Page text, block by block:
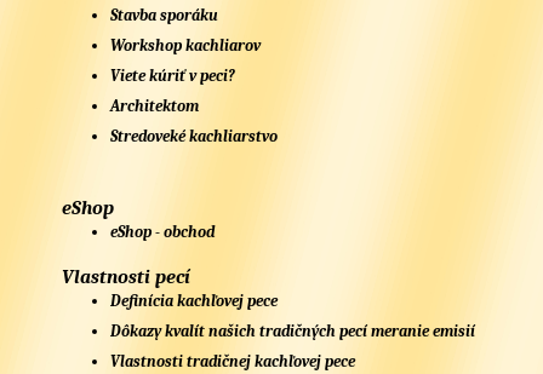
Stavba sporáku
Workshop kachliarov
Viete kúriť v peci?
Architektom
Stredoveké kachliarstvo
eShop
eShop - obchod
Vlastnosti pecí
Definícia kachľovej pece
Dôkazy kvalít našich tradičných pecí meranie emisií
Vlastnosti tradičnej kachľovej pece